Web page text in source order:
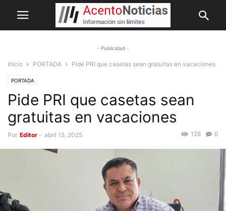
- Publicidad -
Inicio PORTADA Pide PRI que casetas sean gratuitas en vacaciones
PORTADA
Pide PRI que casetas sean
gratuitas en vacaciones
Por Editor - abril 15, 2025 0
126